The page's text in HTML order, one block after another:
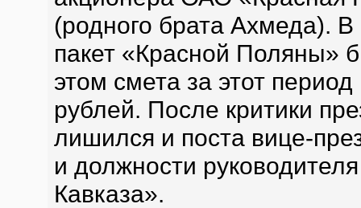
(родного брата Ахмеда).
пакет «Красной Поляны»
этом смета за этот
рублей. После критики
лишился и поста вице-
и должности
Кавказа».